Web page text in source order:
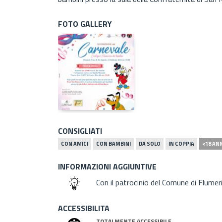
FOTO GALLERY
CONSIGLIATI
CON AMICI CON BAMBINI DA SOLO IN COPPIA <18
INFORMAZIONI AGGIUNTIVE
Con il patrocinio del Comune di Flumeri
ACCESSIBILITA